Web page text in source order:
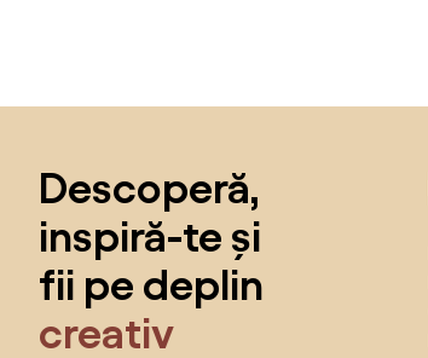
Descoperă,
inspiră-te și
fii pe deplin
creativ